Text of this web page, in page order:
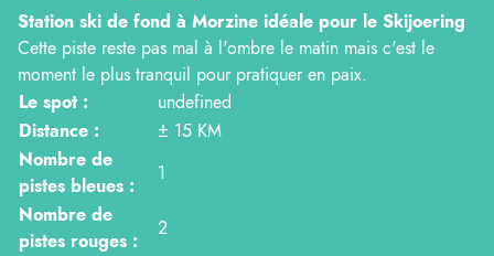
Station ski de fond à Morzine idéale pour le Skijoering
Cette piste reste pas mal à l'ombre le matin mais c'est le
moment le plus tranquil pour pratiquer en paix.
Le spot :
undefined
Distance :
± 15 KM
Nombre de
pistes bleues :
1
Nombre de
pistes rouges :
2